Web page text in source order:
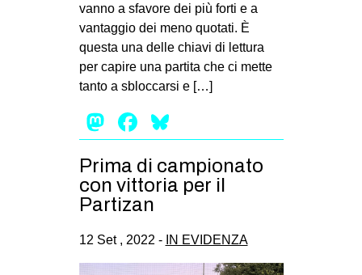
EUROPA
MEDIO ORIENTE
MONDO
in
Fb
bsky
vanno a sfavore dei più forti e a
vantaggio dei meno quotati. È
questa una delle chiavi di lettura
per capire una partita che ci mette
tanto a sbloccarsi e […]
Mastodon
Facebook
Prima di campionato
con vittoria per il
Partizan
12 Set , 2022 - IN EVIDENZA